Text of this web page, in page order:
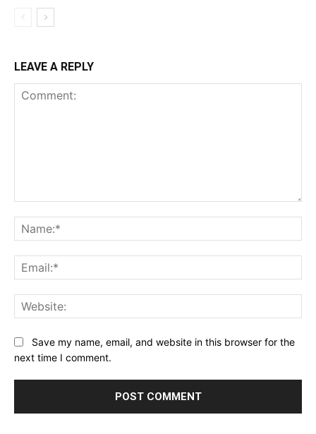
LEAVE A REPLY
Save my name, email, and website in this browser for the
next time I comment.